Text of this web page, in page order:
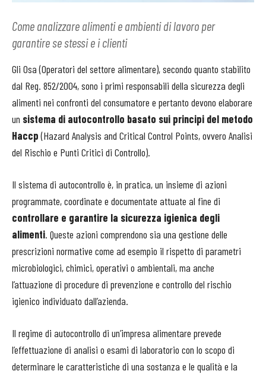
Come analizzare alimenti e ambienti di lavoro per
garantire se stessi e i clienti
Gli Osa (Operatori del settore alimentare), secondo quanto stabilito
dal Reg. 852/2004, sono i primi responsabili della sicurezza degli
alimenti nei confronti del consumatore e pertanto devono elaborare
un sistema di autocontrollo basato sui principi del metodo
Haccp(Hazard Analysis and Critical Control Points, ovvero Analisi
del Rischio e Punti Critici di Controllo).
Il sistema di autocontrollo è, in pratica, un insieme di azioni
programmate, coordinate e documentate attuate al fine di
controllare e garantire la sicurezza igienica degli
alimenti. Queste azioni comprendono sia una gestione delle
prescrizioni normative come ad esempio il rispetto di parametri
microbiologici, chimici, operativi o ambientali, ma anche
l’attuazione di procedure di prevenzione e controllo del rischio
igienico individuato dall’azienda.
Il regime di autocontrollo di un’impresa alimentare prevede
l’effettuazione di analisi o esami di laboratorio con lo scopo di
determinare le caratteristiche di una sostanza e le qualità e la